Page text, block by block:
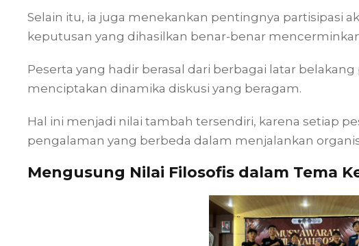
Selain itu, ia juga menekankan pentingnya partisipasi
keputusan yang dihasilkan benar-benar
Peserta yang hadir berasal dari berbagai latar
menciptakan dinamika diskusi yang beragam.
Hal ini menjadi nilai tambah tersendiri, karena setiap
pengalaman yang berbeda dalam menjalankan
Mengusung Nilai Filosofis dalam Tema